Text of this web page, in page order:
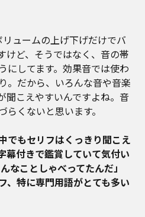
ュームの上げ下げだけでバ
けど、そうではなく、音の帯
にしてます。効果音では使わ
。だから、いろんな音や音楽
聞こえやすいんですよね。音
くないと思います。
もセリフはくっきり聞こえ
幕付きで鑑賞していて気付い
なことしゃべってたんだ」
、特に専門用語がとても多い